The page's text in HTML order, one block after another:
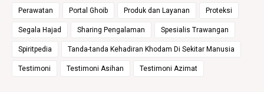
Perawatan Portal Ghoib Produk dan Layanan Proteksi
Segala Hajad Sharing Pengalaman Spesialis Trawangan
Spiritpedia Tanda-tanda Kehadiran Khodam Di Sekitar Manusia
Testimoni Testimoni Asihan Testimoni Azimat